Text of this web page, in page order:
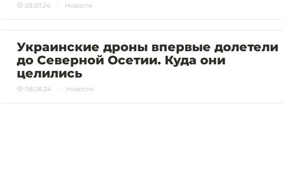
03.07.24 Новости
Украинские дроны впервые долетели
до Северной Осетии. Куда они
целились
08.06.24 Новости